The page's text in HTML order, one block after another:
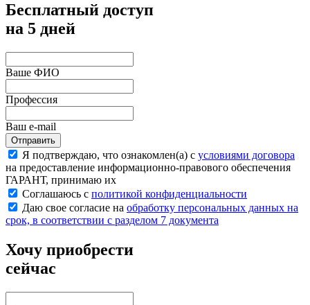
Бесплатный доступ
на 5 дней
Ваше ФИО
Профессия
Ваш e-mail
Отправить
Я подтверждаю, что ознакомлен(а) с условиями договора
на предоставление информационно-правового обеспечения
ГАРАНТ, принимаю их
Соглашаюсь с политикой конфиденциальности
Даю свое согласие на обработку персональных данных на
срок, в соответствии с разделом 7 документа
Хочу приобрести
сейчас